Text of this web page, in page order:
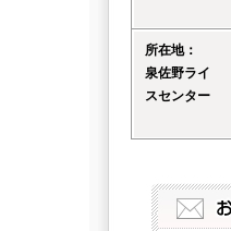
所在地：
泉佐野ライ
スセンター